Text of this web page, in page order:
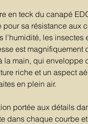
en teck du canapé
pour sa résistance aux
l'humidité, les insectes
est magnifiquement
la main, qui enveloppe
riche et un aspect
en plein air.
portée aux détails
dans chaque courbe